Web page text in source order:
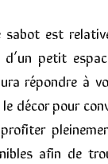
est
petit
répondre à
pour
afin de